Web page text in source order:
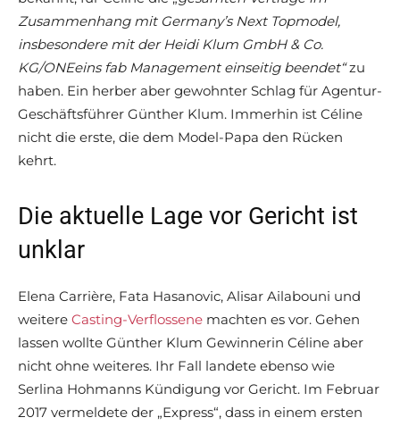
Zusammenhang mit Germany’s Next Topmodel,
insbesondere mit der Heidi Klum GmbH & Co.
KG/ONEeins fab Management einseitig beendet“zu
haben. Ein herber aber gewohnter Schlag für Agentur-
Geschäftsführer Günther Klum. Immerhin ist Céline
nicht die erste, die dem Model-Papa den Rücken
kehrt.
Die aktuelle Lage vor Gericht ist
unklar
Elena Carrière, Fata Hasanovic, Alisar Ailabouni und
weitere Casting-Verflossene machten es vor. Gehen
lassen wollte Günther Klum Gewinnerin Céline aber
nicht ohne weiteres. Ihr Fall landete ebenso wie
Serlina Hohmanns Kündigung vor Gericht. Im Februar
2017 vermeldete der „Express“, dass in einem ersten